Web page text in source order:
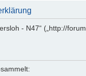
- N47“ („http://